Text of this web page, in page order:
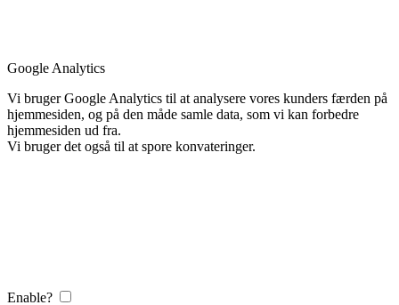
Google Analytics
Vi bruger Google Analytics til at analysere vores kunders færden på
hjemmesiden, og på den måde samle data, som vi kan forbedre
hjemmesiden ud fra.
Vi bruger det også til at spore konvateringer.
Enable?